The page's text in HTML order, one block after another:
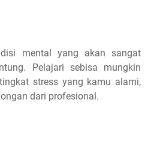
mental yang akan sangat
Pelajari sebisa mungkin
stress yang kamu alami,
dari profesional.